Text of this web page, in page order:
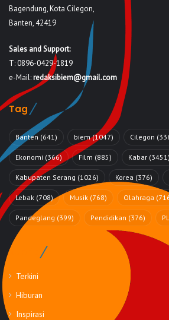
Bagendung, Kota Cilegon,
Banten, 42419
Sales and Support:
T: 0896-0429-1819
e-Mail:redaksibiem@gmail.com
Tag
Banten (641) biem(1047) Cilegon
Ekonomi (366) Film (885) Kabar (3451)
Kabupaten Serang (1026) Korea (376)
Lebak (708) Musik (768) Olahraga
Pandeglang (399) Pendidikan (376)
Rubrik
Terkini
Hiburan
Inspirasi